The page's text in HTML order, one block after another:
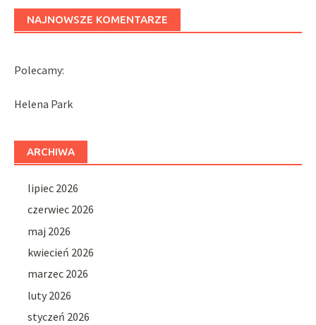
NAJNOWSZE KOMENTARZE
Polecamy:
Helena Park
ARCHIWA
lipiec 2026
czerwiec 2026
maj 2026
kwiecień 2026
marzec 2026
luty 2026
styczeń 2026